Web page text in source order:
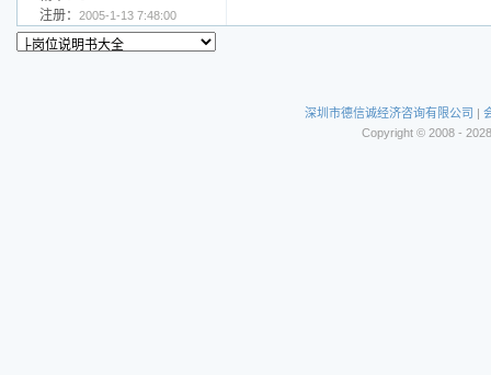
注册： 2005-1-13 7:48:00
深圳市德信诚经济咨询有限公司 |
Copyright © 2008 -